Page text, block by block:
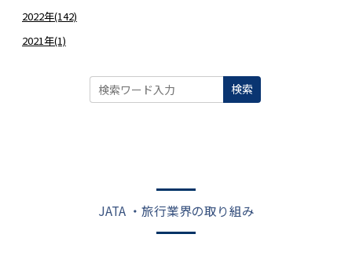
2022年(142)
2021年(1)
検索
JATA ・旅行業界の取り組み